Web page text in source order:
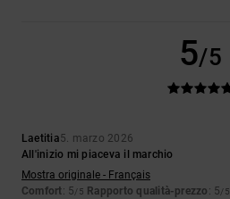
5/5
Laetitia5. marzo 2026
All'inizio mi piaceva il marchio
Mostra originale - Français
Comfort: 5/5 Rapporto qualità-prezzo : 5/5